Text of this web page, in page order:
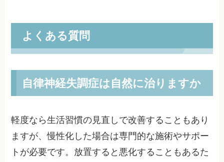
よくある質問
自律神経失調症は自然に治りますか
軽度なら生活習慣の見直しで改善することもあり
ますが、慢性化した場合は専門的な施術やサポー
トが必要です。放置すると悪化することもあるた